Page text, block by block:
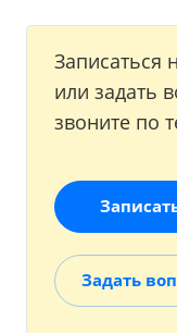
Записаться
или задать
звоните по
Задать